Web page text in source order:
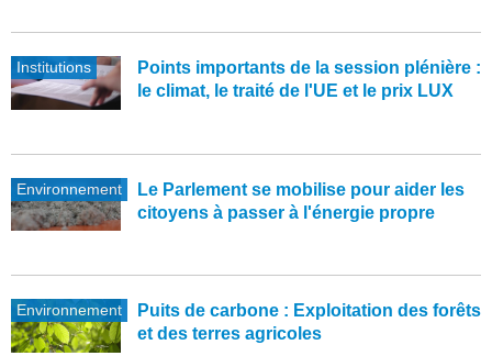
Institutions
Points importants de la session plénière :
le climat, le traité de l'UE et le prix LUX
Environnement
Le Parlement se mobilise pour aider les
citoyens à passer à l'énergie propre
Environnement
Puits de carbone : Exploitation des forêts
et des terres agricoles